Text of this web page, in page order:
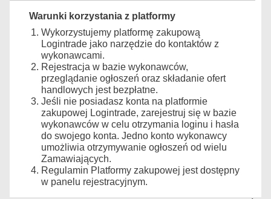
Warunki korzystania z platformy
Wykorzystujemy platformę zakupową
Logintrade jako narzędzie do kontaktów z
wykonawcami.
Rejestracja w bazie wykonawców,
przeglądanie ogłoszeń oraz składanie ofert
handlowych jest bezpłatne.
Jeśli nie posiadasz konta na platformie
zakupowej Logintrade, zarejestruj się w bazie
wykonawców w celu otrzymania loginu i hasła
do swojego konta. Jedno konto wykonawcy
umożliwia otrzymywanie ogłoszeń od wielu
Zamawiających.
Regulamin Platformy zakupowej jest dostępny
w panelu rejestracyjnym.